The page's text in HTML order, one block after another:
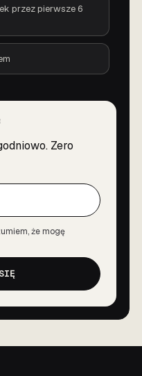
przez pierwsze 6
Zero
że mogę